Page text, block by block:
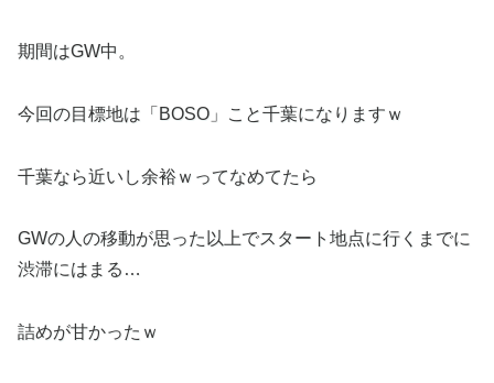
期間はGW中。
今回の目標地は「BOSO」こと千葉になりますｗ
千葉なら近いし余裕ｗってなめてたら
GWの人の移動が思った以上でスタート地点に行くまでに
渋滞にはまる…
詰めが甘かったｗ